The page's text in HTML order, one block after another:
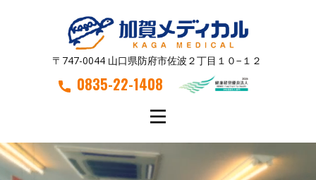
〒747-0044 山口県防府市佐波２丁目１０−１２
0835-22-1408